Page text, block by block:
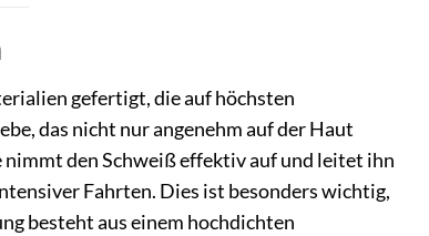
gefertigt, die auf höchsten
das nicht nur angenehm auf der Haut
den Schweiß effektiv auf und leitet ihn
Fahrten. Dies ist besonders wichtig,
besteht aus einem hochdichten